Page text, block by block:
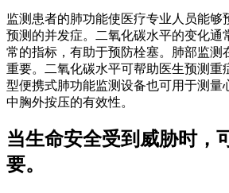
监测患者的肺功能使医疗专业人员能够
预测的并发症。二氧化碳水平的变化通
常的指标，有助于预防栓塞。肺部监测
重要。二氧化碳水平可帮助医生预测重
型便携式肺功能监测设备也可用于测量
中胸外按压的有效性。
当生命安全受到威胁时，
要。